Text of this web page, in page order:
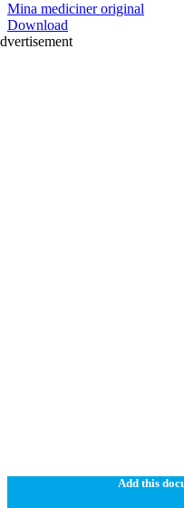
Mina mediciner original
Download
Add this